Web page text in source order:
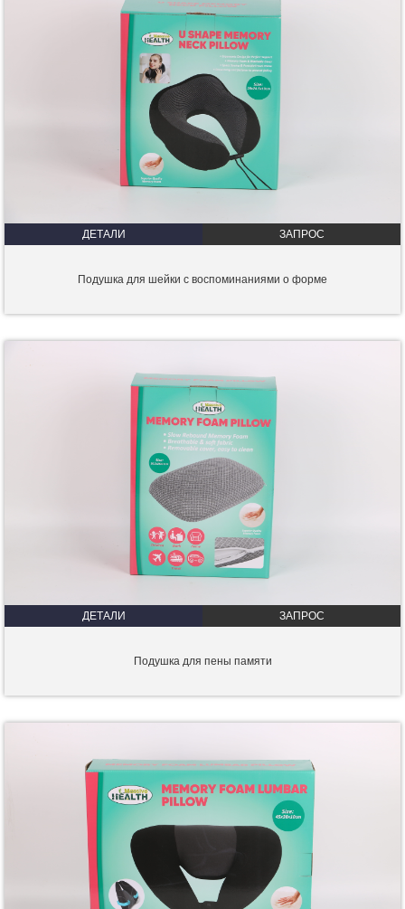
ДЕТАЛИ ЗАПРОС
Подушка для шейки с воспоминаниями о форме
ДЕТАЛИ ЗАПРОС
Подушка для пены памяти